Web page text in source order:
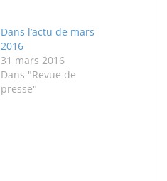
Dans l’actu de mars
2016
31 mars 2016
Dans "Revue de
presse"